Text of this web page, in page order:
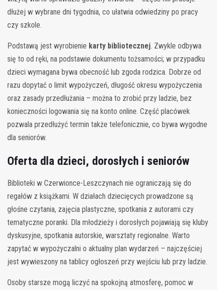
dłużej w wybrane dni tygodnia, co ułatwia odwiedziny po pracy
czy szkole.
Podstawą jest wyrobienie karty bibliotecznej. Zwykle odbywa
się to od ręki, na podstawie dokumentu tożsamości; w przypadku
dzieci wymagana bywa obecność lub zgoda rodzica. Dobrze od
razu dopytać o limit wypożyczeń, długość okresu wypożyczenia
oraz zasady przedłużania – można to zrobić przy ladzie, bez
konieczności logowania się na konto online. Część placówek
pozwala przedłużyć termin także telefonicznie, co bywa wygodne
dla seniorów.
Oferta dla dzieci, dorosłych i seniorów
Biblioteki w Czerwionce-Leszczynach nie ograniczają się do
regałów z książkami. W działach dziecięcych prowadzone są
głośne czytania, zajęcia plastyczne, spotkania z autorami czy
tematyczne poranki. Dla młodzieży i dorosłych pojawiają się kluby
dyskusyjne, spotkania autorskie, warsztaty regionalne. Warto
zapytać w wypożyczalni o aktualny plan wydarzeń – najczęściej
jest wywieszony na tablicy ogłoszeń przy wejściu lub przy ladzie.
Osoby starsze mogą liczyć na spokojną atmosferę, pomoc w